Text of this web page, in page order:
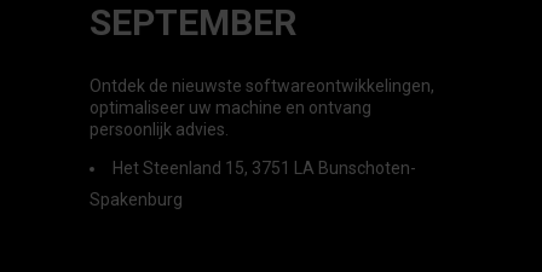
SEPTEMBER
Ontdek de nieuwste softwareontwikkelingen,
optimaliseer uw machine en ontvang
persoonlijk advies.
Het Steenland 15, 3751 LA Bunschoten-
Spakenburg